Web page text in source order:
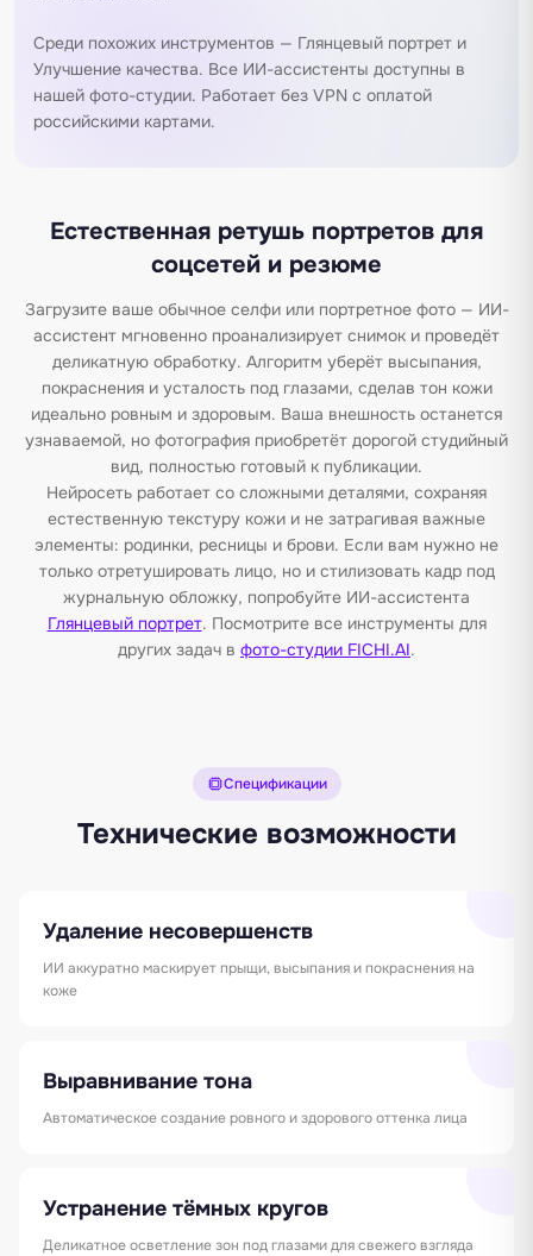
Среди похожих инструментов — Глянцевый портрет и
Улучшение качества. Все ИИ-ассистенты доступны в
нашей фото-студии. Работает без VPN с оплатой
российскими картами.
Естественная ретушь портретов для
соцсетей и резюме
Загрузите ваше обычное селфи или портретное фото — ИИ-
ассистент мгновенно проанализирует снимок и проведёт
деликатную обработку. Алгоритм уберёт высыпания,
покраснения и усталость под глазами, сделав тон кожи
идеально ровным и здоровым. Ваша внешность останется
узнаваемой, но фотография приобретёт дорогой студийный
вид, полностью готовый к публикации.
Нейросеть работает со сложными деталями, сохраняя
естественную текстуру кожи и не затрагивая важные
элементы: родинки, ресницы и брови. Если вам нужно не
только отретушировать лицо, но и стилизовать кадр под
журнальную обложку, попробуйте ИИ-ассистента
Глянцевый портрет. Посмотрите все инструменты для
других задач в фото-студии FICHI.AI.
Спецификации
Технические возможности
Удаление несовершенств
ИИ аккуратно маскирует прыщи, высыпания и покраснения на
коже
Выравнивание тона
Автоматическое создание ровного и здорового оттенка лица
Устранение тёмных кругов
Деликатное осветление зон под глазами для свежего взгляда